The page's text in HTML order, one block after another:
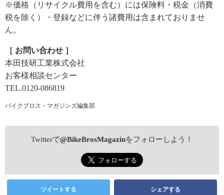
※価格（リサイクル費用を含む）には保険料・税金（消費
税を除く）・登録などに伴う諸費用は含まれておりませ
ん。
［ お問い合わせ ］
本田技研工業株式会社
お客様相談センター
TEL.0120-086819
バイクブロス・マガジンズ編集部
Twitterで@BikeBrosMagazinをフォローしよう！
ツイートする シェアする